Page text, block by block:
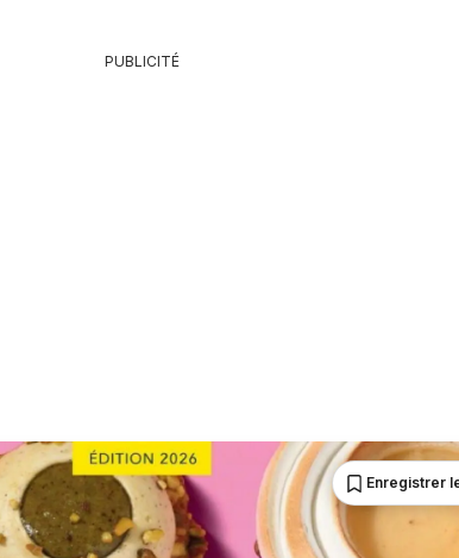
PUBLICITÉ
Enregistrer